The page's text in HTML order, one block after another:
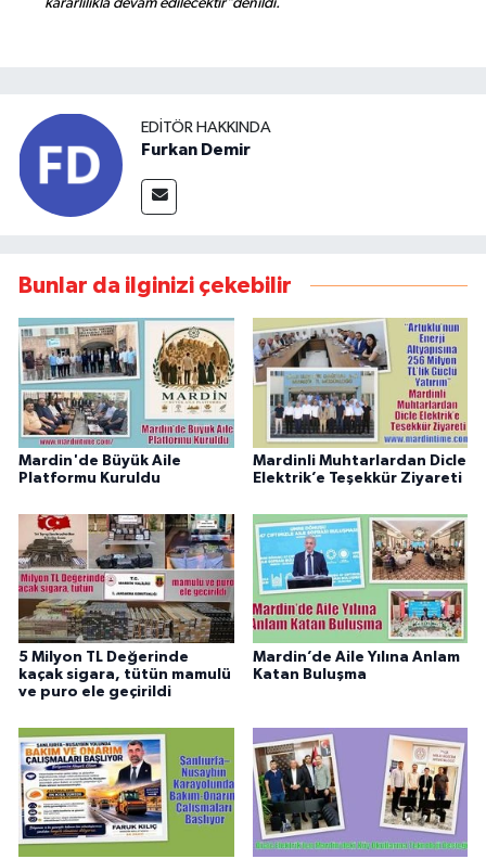
kararlılıkla devam edilecektir"denildi.
EDITÖR HAKKINDA
Furkan Demir
Bunlar da ilginizi çekebilir
Mardin'de Büyük Aile
Platformu Kuruldu
Mardinli Muhtarlardan Dicle
Elektrik’e Teşekkür Ziyareti
5 Milyon TL Değerinde
kaçak sigara, tütün mamulü
ve puro ele geçirildi
Mardin’de Aile Yılına Anlam
Katan Buluşma